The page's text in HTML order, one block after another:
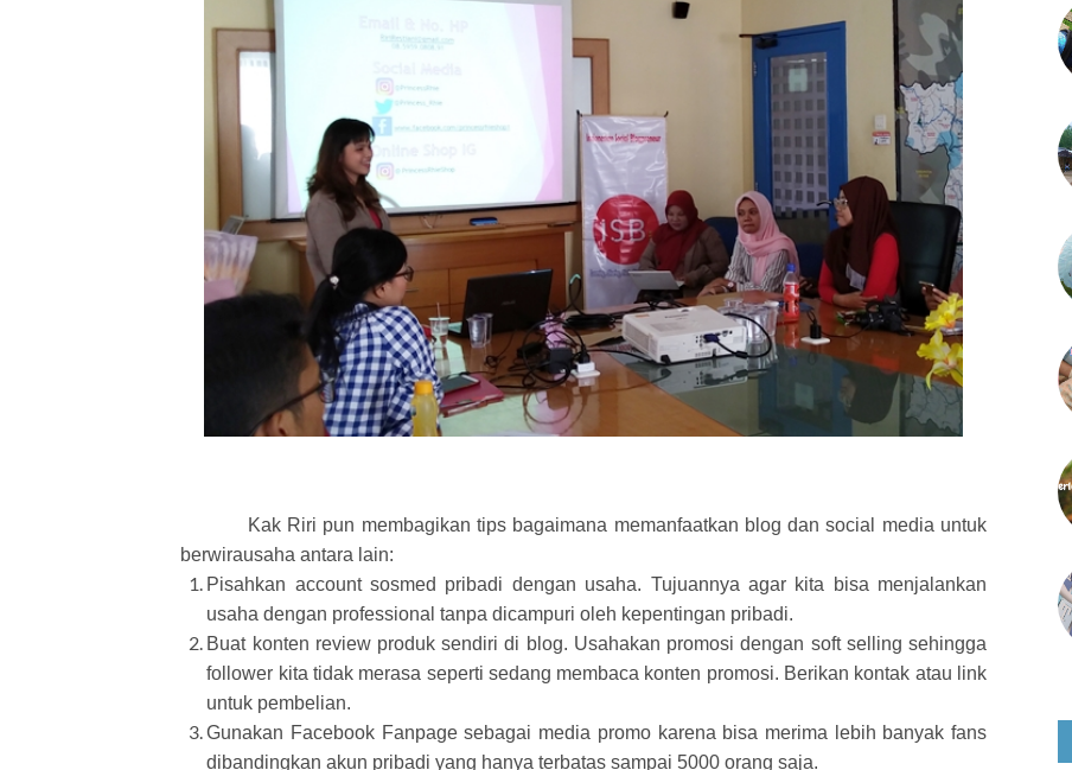
Kak Riri pun membagikan tips bagaimana memanfaatkan blog dan social media untuk
berwirausaha antara lain:
Pisahkan account sosmed pribadi dengan usaha. Tujuannya agar kita bisa menjalankan
usaha dengan professional tanpa dicampuri oleh kepentingan pribadi.
Buat konten review produk sendiri di blog. Usahakan promosi dengan soft selling sehingga
follower kita tidak merasa seperti sedang membaca konten promosi. Berikan kontak atau link
untuk pembelian.
Gunakan Facebook Fanpage sebagai media promo karena bisa merima lebih banyak fans
dibandingkan akun pribadi yang hanya terbatas sampai 5000 orang saja.